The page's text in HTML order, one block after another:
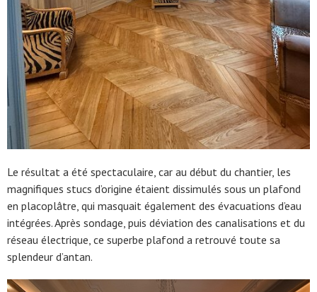
Le résultat a été spectaculaire, car au début du chantier, les
magnifiques stucs d’origine étaient dissimulés sous un plafond
en placoplâtre, qui masquait également des évacuations d’eau
intégrées. Après sondage, puis déviation des canalisations et du
réseau électrique, ce superbe plafond a retrouvé toute sa
splendeur d’antan.